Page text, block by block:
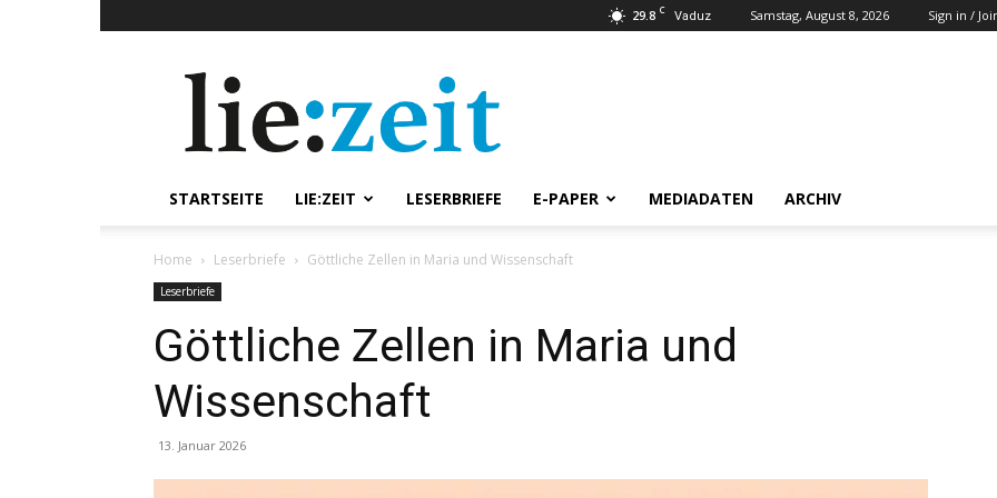
29.8 C Vaduz Samstag, August 8, 2026 Sign in /
STARTSEITE LIE:ZEIT LESERBRIEFE E-PAPER MEDIADATEN ARCHIV
Home Leserbriefe Göttliche Zellen in Maria und Wissenschaft
Leserbriefe
Göttliche Zellen in Maria und
Wissenschaft
13. Januar 2026